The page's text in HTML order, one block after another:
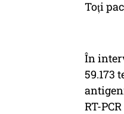
Toți
În
59.173
RT-